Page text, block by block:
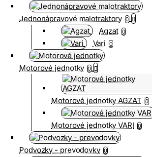
Jednonápravové malotraktory 0
Agzat 0
Vari 0
Motorové jednotky 0
Motorové jednotky AGZAT 0
Motorové jednotky VARI 0
Podvozky - prevodovky 0